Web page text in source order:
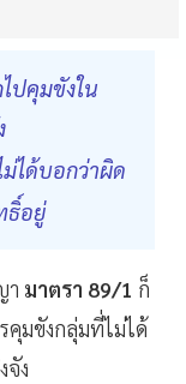
ปคุมขังใน
ม่ได้บอกว่าผิด
ธิ์อยู่
า มาตรา 89/1 ก็
คุมขังกลุ่มที่ไม่ได้
ง